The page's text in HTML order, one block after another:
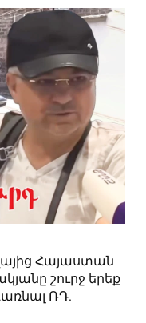
Հայաստան
շուրջ երեք
ՌԴ.